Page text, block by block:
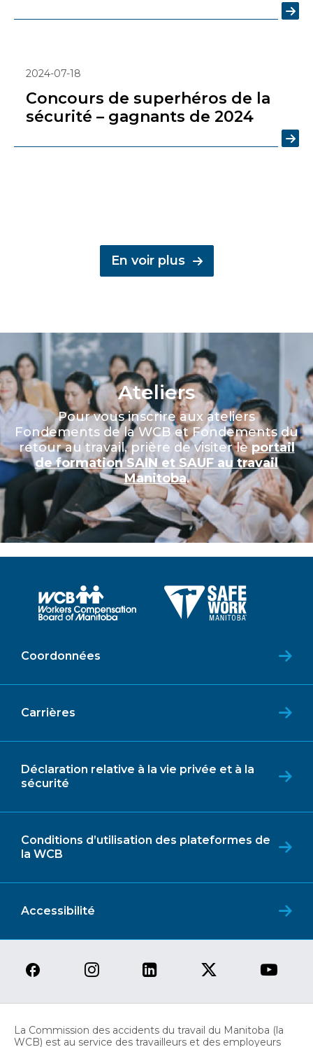
2024-07-18
Concours de superhéros de la
sécurité – gagnants de 2024
En voir plus
Ateliers
Pour vous inscrire aux ateliers
Fondements de la WCB et Fondements du
retour au travail, prière de visiter leportail
de formation SAIN et SAUF au travail
Manitoba.
Coordonnées
Carrières
Déclaration relative à la vie privée et à la
sécurité
Conditions d’utilisation des plateformes de
la WCB
Accessibilité
La Commission des accidents du travail du Manitoba (la
WCB) est au service des travailleurs et des employeurs